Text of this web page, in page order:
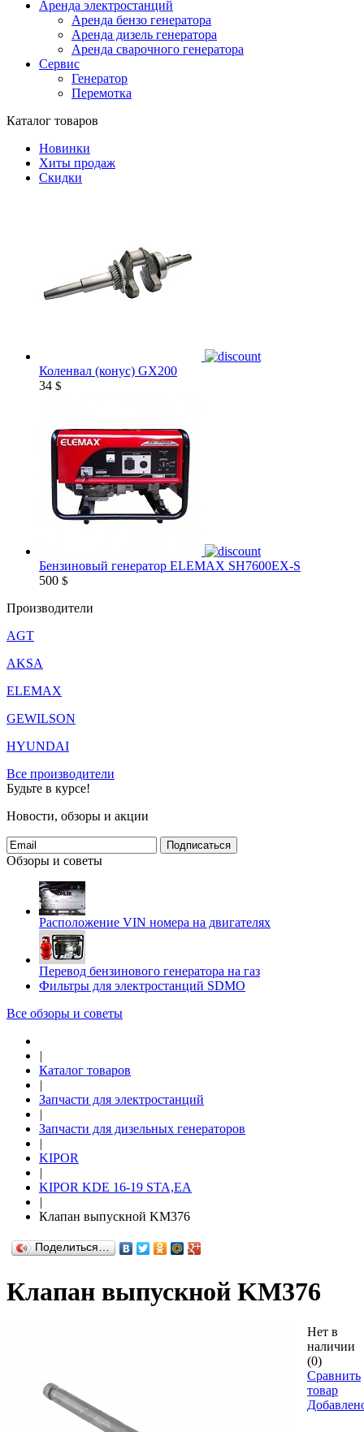
Аренда электростанций
Аренда бензо генератора
Аренда дизель генератора
Аренда сварочного генератора
Сервис
Генератор
Перемотка
Каталог товаров
Новинки
Хиты продаж
Скидки
Коленвал (конус) GX200
34 $
Бензиновый генератор ELEMAX SH7600EX-S
500 $
Производители
AGT
AKSA
ELEMAX
GEWILSON
HYUNDAI
Все производители
Будьте в курсе!
Новости, обзоры и акции
Подписаться
Обзоры и советы
Расположение VIN номера на двигателях
Перевод бензинового генератора на газ
Фильтры для электростанций SDMO
Все обзоры и советы
|
Каталог товаров
|
Запчасти для электростанций
|
Запчасти для дизельных генераторов
|
KIPOR
|
KIPOR KDE 16-19 STA,EA
|
Клапан выпускной KM376
Поделиться…
Клапан выпускной KM376
Нет в
наличии
(0)
Сравнить
товар